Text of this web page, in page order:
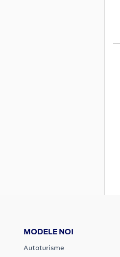
MODELE NOI
Autoturisme